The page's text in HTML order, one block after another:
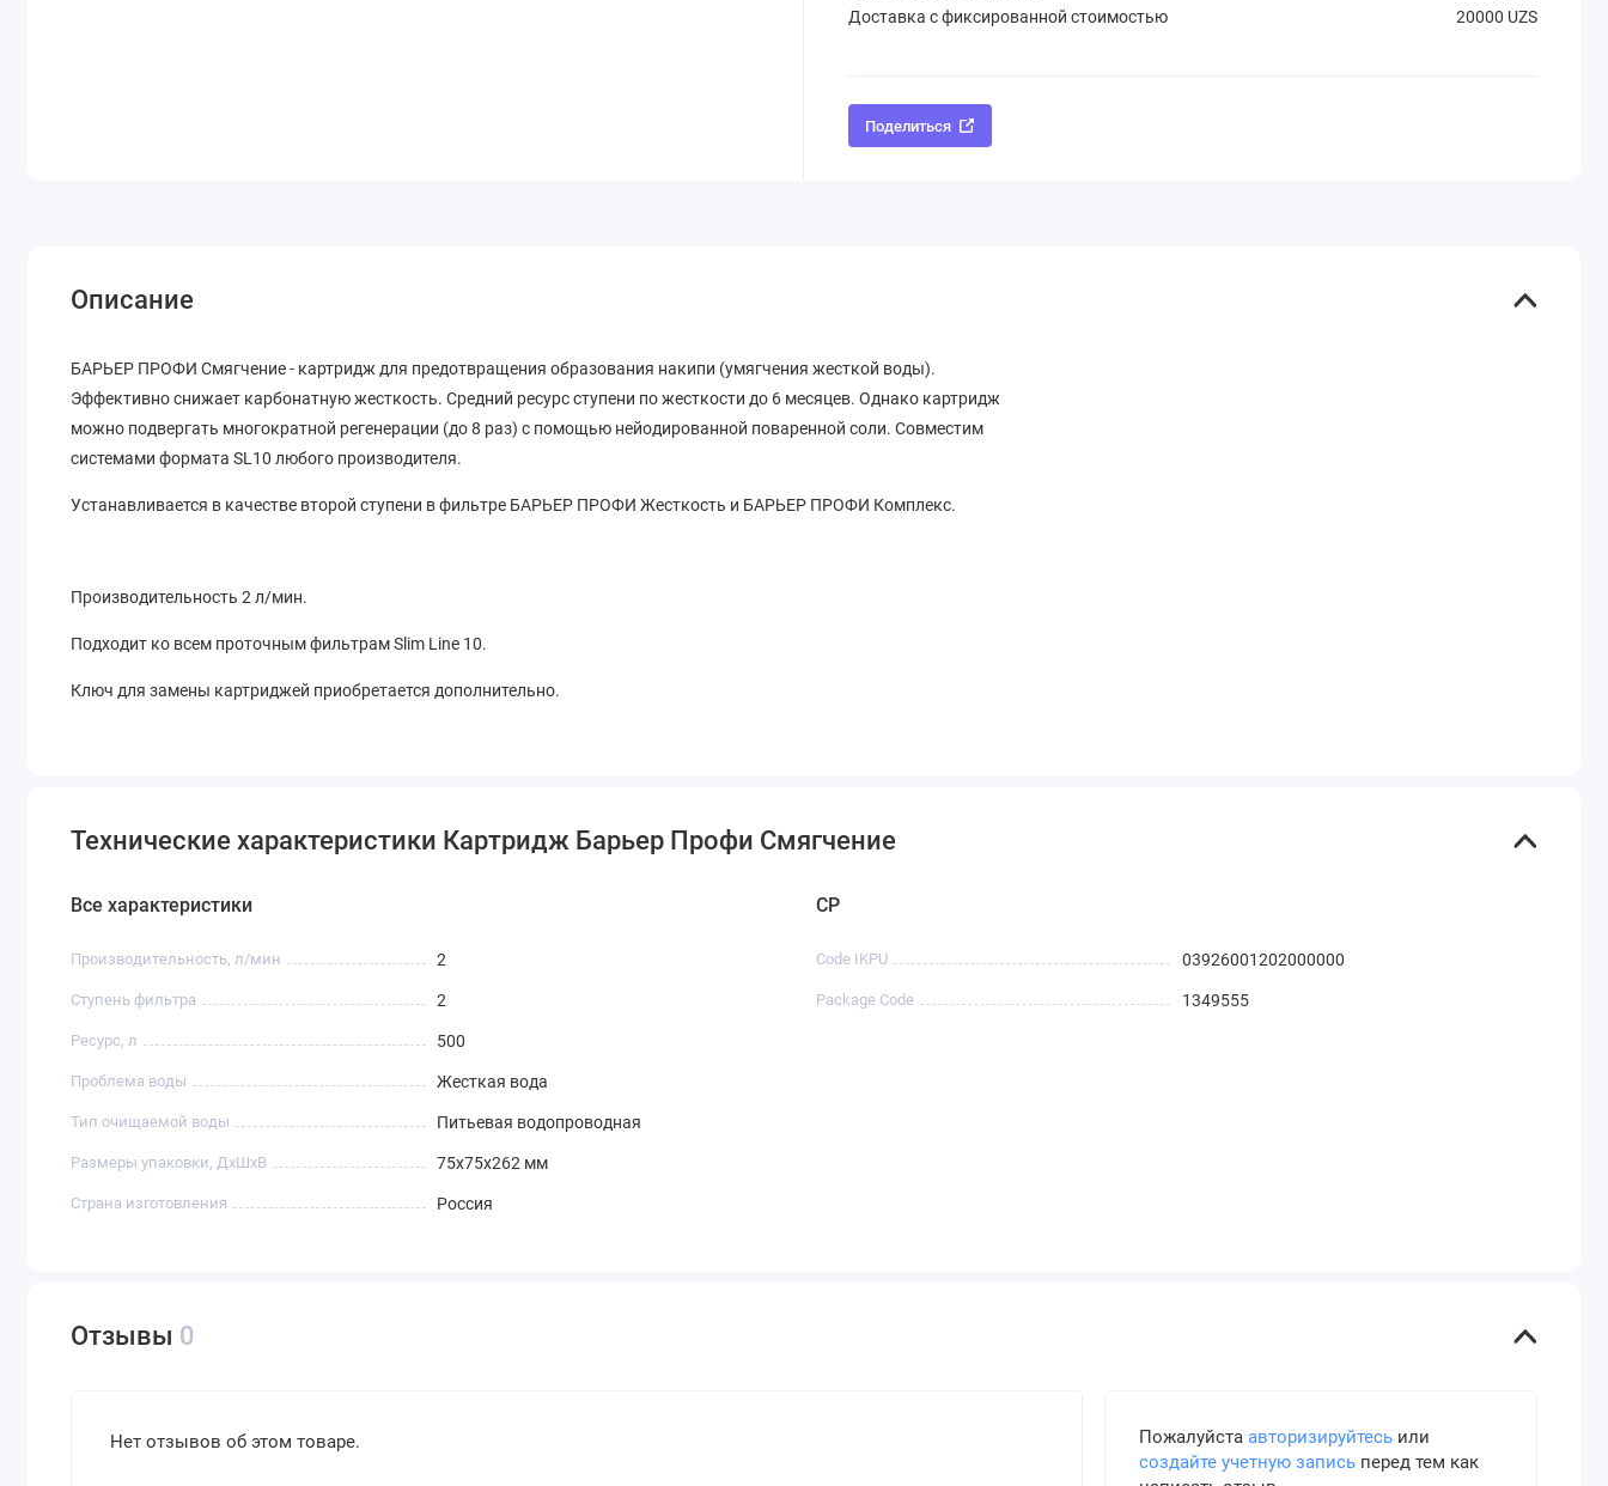
Доставка с фиксированной стоимостью
20000 UZS
Поделиться
Описание
БАРЬЕР ПРОФИ Смягчение - картридж для предотвращения образования накипи (умягчения жесткой воды).
Эффективно снижает карбонатную жесткость. Средний ресурс ступени по жесткости до 6 месяцев. Однако картридж
можно подвергать многократной регенерации (до 8 раз) с помощью нейодированной поваренной соли. Совместим
системами формата SL10 любого производителя.
Устанавливается в качестве второй ступени в фильтре БАРЬЕР ПРОФИ Жесткость и БАРЬЕР ПРОФИ Комплекс.
Производительность 2 л/мин.
Подходит ко всем проточным фильтрам Slim Line 10.
Ключ для замены картриджей приобретается дополнительно.
Технические характеристики Картридж Барьер Профи Смягчение
Все характеристики
Производительность, л/мин 2
Ступень фильтра 2
Ресурс, л 500
Проблема воды Жесткая вода
Тип очищаемой воды Питьевая водопроводная
Размеры упаковки, ДхШхВ 75x75x262 мм
Страна изготовления Россия
CP
Code IKPU 03926001202000000
Package Code 1349555
Отзывы 0
Нет отзывов об этом товаре. Пожалуйста авторизируйтесьили
создайте учетную записьперед тем как